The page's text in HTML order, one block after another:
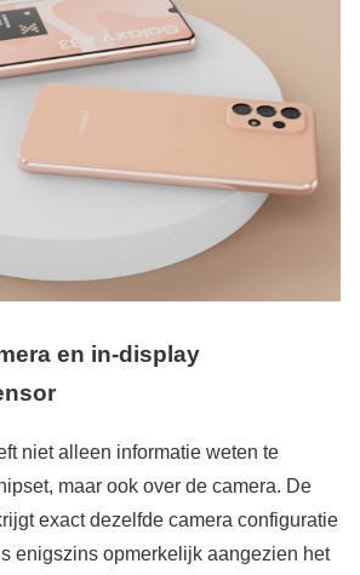
en in-display
niet alleen informatie weten te
maar ook over de camera. De
exact dezelfde camera configuratie
enigszins opmerkelijk aangezien het